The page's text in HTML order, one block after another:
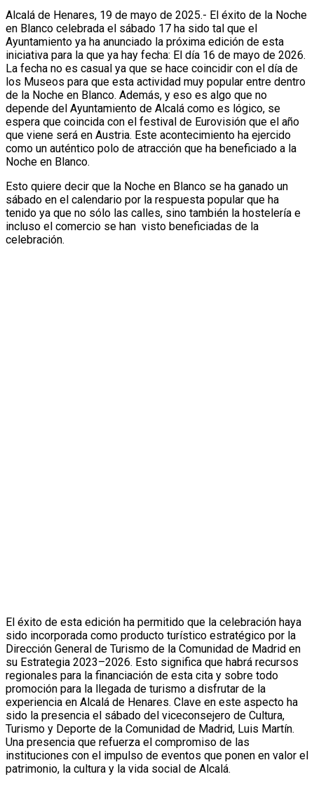
Alcalá de Henares, 19 de mayo de 2025.- El éxito de la Noche
en Blanco celebrada el sábado 17 ha sido tal que el
Ayuntamiento ya ha anunciado la próxima edición de esta
iniciativa para la que ya hay fecha: El día 16 de mayo de 2026.
La fecha no es casual ya que se hace coincidir con el día de
los Museos para que esta actividad muy popular entre dentro
de la Noche en Blanco. Además, y eso es algo que no
depende del Ayuntamiento de Alcalá como es lógico, se
espera que coincida con el festival de Eurovisión que el año
que viene será en Austria. Este acontecimiento ha ejercido
como un auténtico polo de atracción que ha beneficiado a la
Noche en Blanco.
Esto quiere decir que la Noche en Blanco se ha ganado un
sábado en el calendario por la respuesta popular que ha
tenido ya que no sólo las calles, sino también la hostelería e
incluso el comercio se han visto beneficiadas de la
celebración.
El éxito de esta edición ha permitido que la celebración haya
sido incorporada como producto turístico estratégico por la
Dirección General de Turismo de la Comunidad de Madrid en
su Estrategia 2023–2026. Esto significa que habrá recursos
regionales para la financiación de esta cita y sobre todo
promoción para la llegada de turismo a disfrutar de la
experiencia en Alcalá de Henares. Clave en este aspecto ha
sido la presencia el sábado del viceconsejero de Cultura,
Turismo y Deporte de la Comunidad de Madrid, Luis Martín.
Una presencia que refuerza el compromiso de las
instituciones con el impulso de eventos que ponen en valor el
patrimonio, la cultura y la vida social de Alcalá.